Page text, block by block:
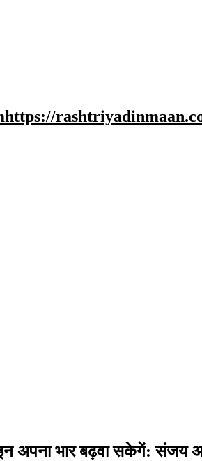
https://
अपना भार बढ़वा सकेगें: संजय